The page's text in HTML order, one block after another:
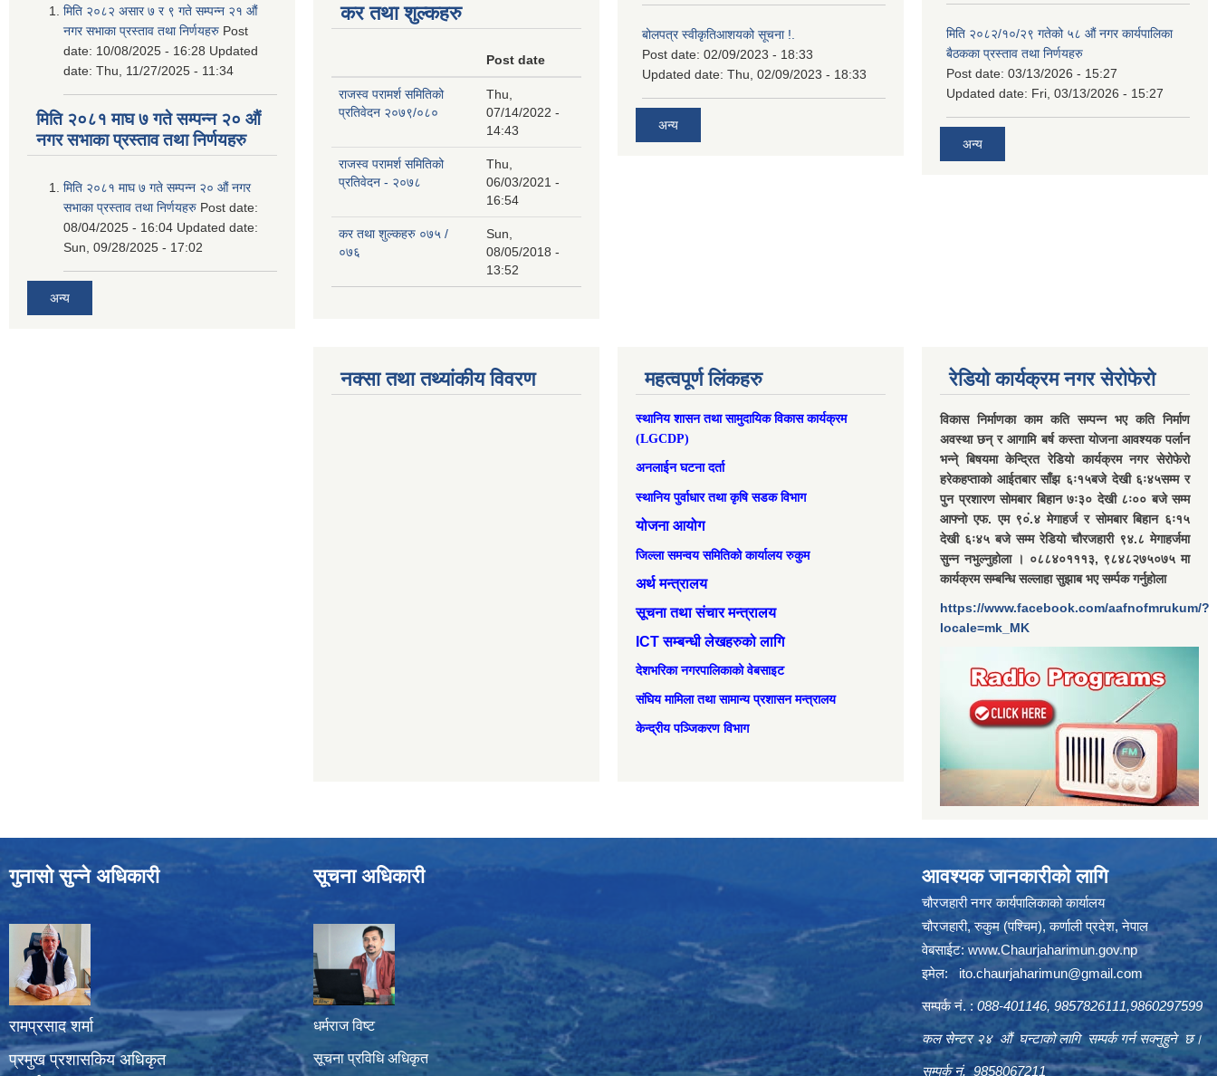
मिति २०८२ असार ७ र ९ गते सम्पन्न २१ औं
नगर सभाका प्रस्ताव तथा निर्णयहरु Post
date: 10/08/2025 - 16:28 Updated
date: Thu, 11/27/2025 - 11:34
मिति २०८१ माघ ७ गते सम्पन्न २० औं
नगर सभाका प्रस्ताव तथा निर्णयहरु
मिति २०८१ माघ ७ गते सम्पन्न २० औं नगर
सभाका प्रस्ताव तथा निर्णयहरु Post date:
08/04/2025 - 16:04 Updated date:
Sun, 09/28/2025 - 17:02
अन्य
कर तथा शुल्कहरु
Post date
राजस्व परामर्श समितिको
प्रतिवेदन २०७९/०८०
Thu,
07/14/2022 -
14:43
राजस्व परामर्श समितिको
प्रतिवेदन - २०७८
Thu,
06/03/2021 -
16:54
कर तथा शुल्कहरु ०७५ /
०७६
Sun,
08/05/2018 -
13:52
बोलपत्र स्वीकृतिआशयको सूचना !.
Post date: 02/09/2023 - 18:33
Updated date: Thu, 02/09/2023 - 18:33
अन्य
मिति २०८२/१०/२९ गतेको ५८ औं नगर कार्यपालिका
बैठकका प्रस्ताव तथा निर्णयहरु
Post date: 03/13/2026 - 15:27
Updated date: Fri, 03/13/2026 - 15:27
अन्य
नक्सा तथा तथ्यांकीय विवरण महत्वपूर्ण लिंकहरु
स्थानिय शासन तथा सामुदायिक विकास कार्यक्रम
(LGCDP)
अनलाईन घटना दर्ता
स्थानिय पुर्वाधार तथा कृषि सडक विभाग
योजना आयोग
जिल्ला समन्वय समितिको कार्यालय रुकुम
अर्थ मन्त्रालय
सूचना तथा संचार मन्त्रालय
ICT सम्बन्धी लेखहरुको लागि
देशभरिका नगरपालिकाको वेबसाइट
संघिय मामिला तथा सामान्‍य प्रशासन मन्त्रालय
केन्द्रीय पञ्जिकरण विभाग
रेडियो कार्यक्रम नगर सेरोफेरो
विकास निर्माणका काम कति सम्पन्न भए कति निर्माण
अवस्था छन् र आगामि बर्ष कस्ता योजना आवश्यक पर्लान
भन्ने् बिषयमा केन्द्रित रेडियो कार्यक्रम नगर सेरोफेरो
हरेकहप्ताको आईतबार साँझ ६ः१५बजे देखी ६ः४५सम्म र
पुन प्रशारण सोमबार बिहान ७ः३० देखी ८ः०० बजे सम्म
आफ्नो एफ. एम ९०ं.४ मेगाहर्ज र सोमबार बिहान ६ः१५
देखी ६ः४५ बजे सम्म रेडियो चौरजहारी ९४.८ मेगाहर्जमा
सुन्न नभुल्नुहोला । ०८८४०१११३, ९८४८२७५०७५ मा
कार्यक्रम सम्बन्धि सल्लाहा सुझाब भए सर्म्पक गर्नुहोला
https://www.facebook.com/aafnofmrukum/?
locale=mk_MK
गुनासो सुन्ने अधिकारी
रामप्रसाद शर्मा
प्रमुख प्रशासकिय अधिकृत
सूचना अधिकारी
धर्मराज विष्ट
सूचना प्रविधि अधिकृत
आवश्यक जानकारीको लागि
चौरजहारी नगर कार्यपालिकाको कार्यालय
चौरजहारी, रुकुम (पश्चिम), कर्णाली प्रदेश, नेपाल
वेबसाईट:www.Chaurjaharimun.gov.np
इमेल: ito.chaurjaharimun@gmail.com
सम्पर्क नं. : 088-401146, 9857826111,9860297599
कल सेन्टर २४ औं घन्टाको लागि सम्पर्क गर्न सक्नुहुने छ।
सम्पर्क नं. 9858067211